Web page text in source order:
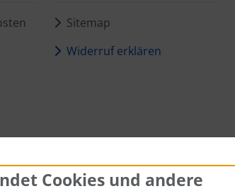
Sitemap
Widerruf erklären
Cookies und andere